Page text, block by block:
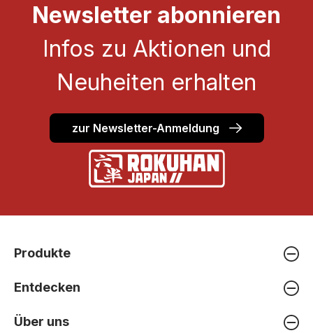
Newsletter abonnieren
Infos zu Aktionen und
Neuheiten erhalten
zur Newsletter-Anmeldung
Produkte
Entdecken
Über uns